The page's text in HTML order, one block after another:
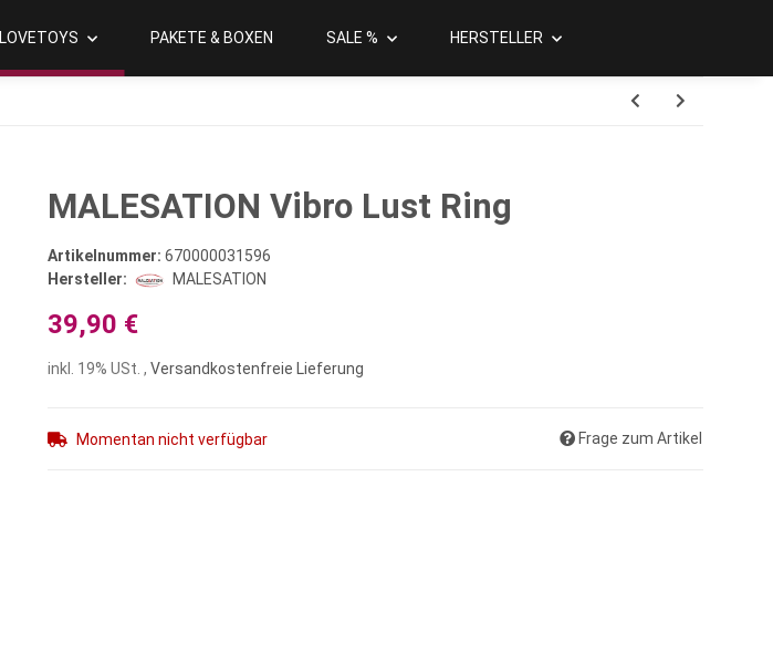
LOVETOYS PAKETE & BOXEN SALE % HERSTELLER
MALESATION Vibro Lust Ring
Artikelnummer: 670000031596
Hersteller:
MALESATION
39,90 €
inkl. 19% USt. , Versandkostenfreie Lieferung
Momentan nicht verfügbar Frage zum Artikel